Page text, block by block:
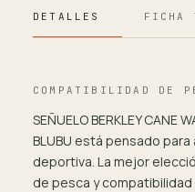
DETALLES FICHA
COMPATIBILIDAD DE
SEÑUELO BERKLEY CANE
BLUBU está pensado
deportiva. La mejor
de pesca y